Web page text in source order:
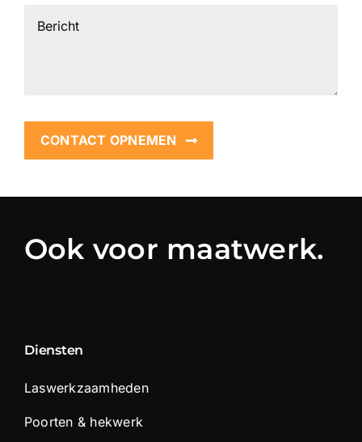
CONTACT OPNEMEN
Ook voor maatwerk.
Diensten
Laswerkzaamheden
Poorten & hekwerk